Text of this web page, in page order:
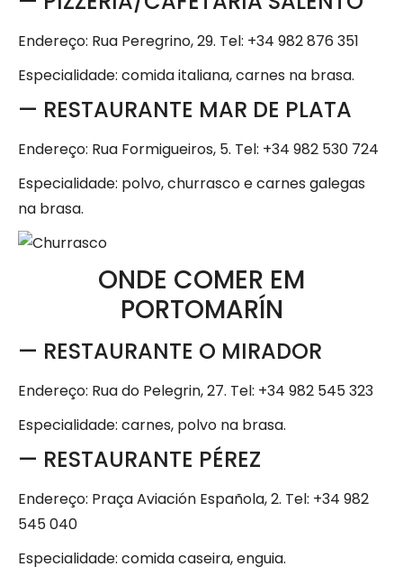
Endereço: Rua Peregrino, 29. Tel: +34 982 876 351
Especialidade: comida italiana, carnes na brasa.
— RESTAURANTE MAR DE PLATA
Endereço: Rua Formigueiros, 5. Tel: +34 982 530 724
Especialidade: polvo, churrasco e carnes galegas
na brasa.
ONDE COMER EM
PORTOMARÍN
— RESTAURANTE O MIRADOR
Endereço: Rua do Pelegrin, 27. Tel: +34 982 545 323
Especialidade: carnes, polvo na brasa.
— RESTAURANTE PÉREZ
Endereço: Praça Aviación Española, 2. Tel: +34 982
545 040
Especialidade: comida caseira, enguia.